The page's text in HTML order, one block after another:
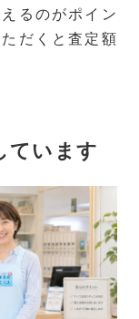
るのがポイン
だくと査定額
ています